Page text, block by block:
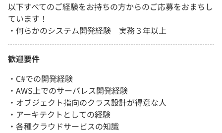
以下すべてのご経験をお持ちの方からのご応募をおまちし
ています！
・何らかのシステム開発経験 実務３年以上
歓迎要件
・C#での開発経験
・AWS上でのサーバレス開発経験
・オブジェクト指向のクラス設計が得意な人
・アーキテクトとしての経験
・各種クラウドサービスの知識